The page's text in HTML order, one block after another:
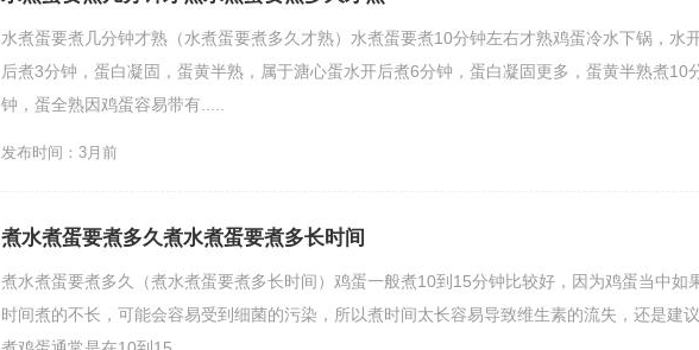
水煮蛋要煮几分钟才熟（水煮蛋要煮多久才熟）水煮蛋要煮10分钟左右才熟鸡蛋冷水下锅，水
后煮3分钟，蛋白凝固，蛋黄半熟，属于溏心蛋水开后煮6分钟，蛋白凝固更多，蛋黄半熟煮10
钟，蛋全熟因鸡蛋容易带有.....
发布时间：3月前
煮水煮蛋要煮多久煮水煮蛋要煮多长时间
煮水煮蛋要煮多久（煮水煮蛋要煮多长时间）鸡蛋一般煮10到15分钟比较好，因为鸡蛋当中如
时间煮的不长，可能会容易受到细菌的污染，所以煮时间太长容易导致维生素的流失，还是建议